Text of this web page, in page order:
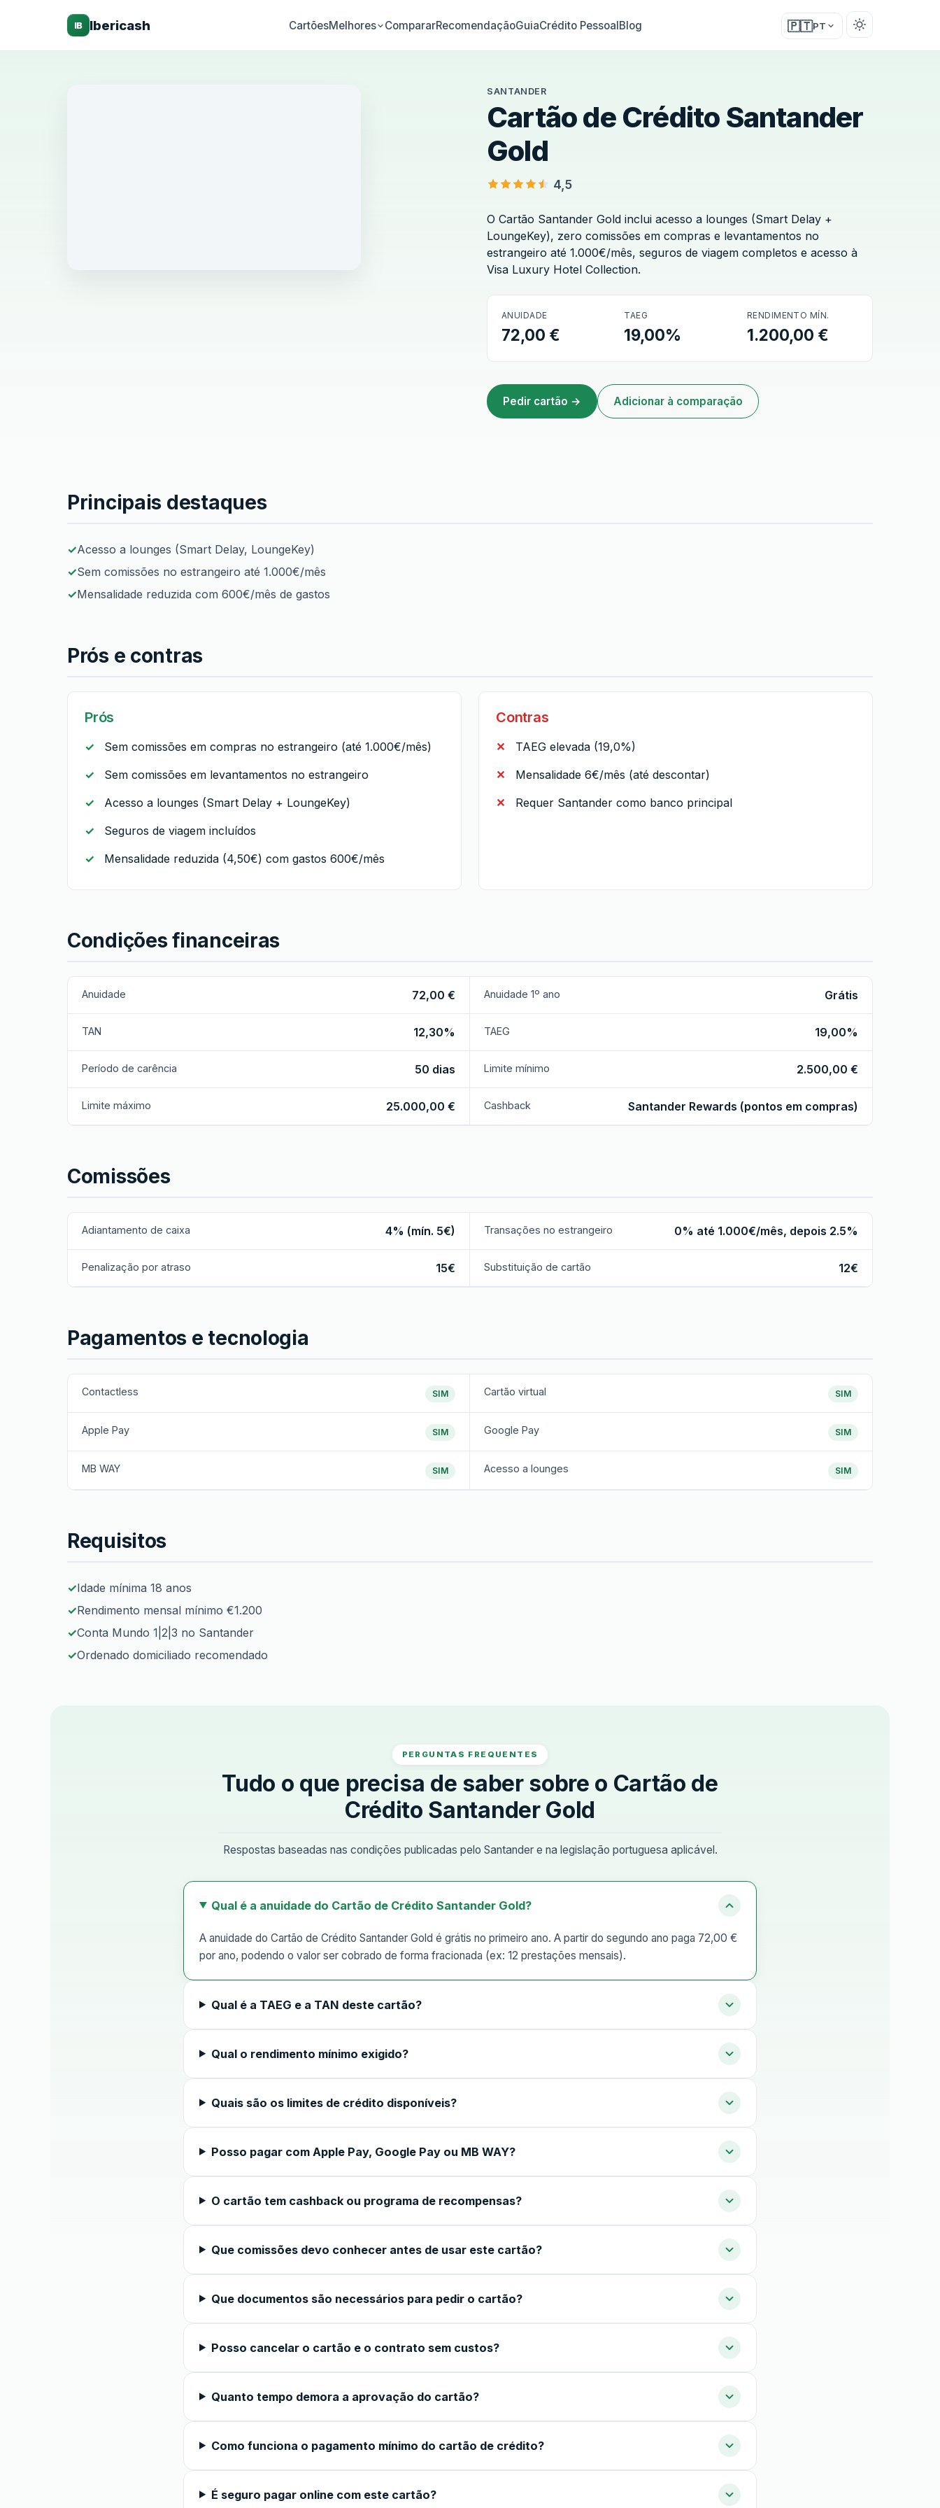
IB Ibericash CartõesMelhores CompararRecomendaçãoGuiaCrédito PessoalBlog 🇵🇹PT
SANTANDER
Cartão de Crédito Santander
Gold
4,5
O Cartão Santander Gold inclui acesso a lounges (Smart Delay +
LoungeKey), zero comissões em compras e levantamentos no
estrangeiro até 1.000€/mês, seguros de viagem completos e acesso à
Visa Luxury Hotel Collection.
ANUIDADE
72,00 €
TAEG
19,00%
RENDIMENTO MÍN.
1.200,00 €
Pedir cartão → Adicionar à comparação
Principais destaques
Acesso a lounges (Smart Delay, LoungeKey)
Sem comissões no estrangeiro até 1.000€/mês
Mensalidade reduzida com 600€/mês de gastos
Prós e contras
Prós
Sem comissões em compras no estrangeiro (até 1.000€/mês)
Sem comissões em levantamentos no estrangeiro
Acesso a lounges (Smart Delay + LoungeKey)
Seguros de viagem incluídos
Mensalidade reduzida (4,50€) com gastos 600€/mês
Contras
TAEG elevada (19,0%)
Mensalidade 6€/mês (até descontar)
Requer Santander como banco principal
Condições financeiras
Anuidade 72,00 € Anuidade 1º ano Grátis
TAN 12,30% TAEG 19,00%
Período de carência 50 dias Limite mínimo 2.500,00 €
Limite máximo 25.000,00 € Cashback Santander Rewards (pontos em compras)
Comissões
Adiantamento de caixa 4% (mín. 5€) Transações no estrangeiro 0% até 1.000€/mês, depois 2.5%
Penalização por atraso 15€ Substituição de cartão 12€
Pagamentos e tecnologia
Contactless SIM Cartão virtual SIM
Apple Pay SIM Google Pay SIM
MB WAY SIM Acesso a lounges SIM
Requisitos
Idade mínima 18 anos
Rendimento mensal mínimo €1.200
Conta Mundo 1|2|3 no Santander
Ordenado domiciliado recomendado
PERGUNTAS FREQUENTES
Tudo o que precisa de saber sobre o Cartão de
Crédito Santander Gold
Respostas baseadas nas condições publicadas pelo Santander e na legislação portuguesa aplicável.
Qual é a anuidade do Cartão de Crédito Santander Gold?
A anuidade do Cartão de Crédito Santander Gold é grátis no primeiro ano. A partir do segundo ano paga 72,00 €
por ano, podendo o valor ser cobrado de forma fracionada (ex: 12 prestações mensais).
Qual é a TAEG e a TAN deste cartão?
Qual o rendimento mínimo exigido?
Quais são os limites de crédito disponíveis?
Posso pagar com Apple Pay, Google Pay ou MB WAY?
O cartão tem cashback ou programa de recompensas?
Que comissões devo conhecer antes de usar este cartão?
Que documentos são necessários para pedir o cartão?
Posso cancelar o cartão e o contrato sem custos?
Quanto tempo demora a aprovação do cartão?
Como funciona o pagamento mínimo do cartão de crédito?
É seguro pagar online com este cartão?